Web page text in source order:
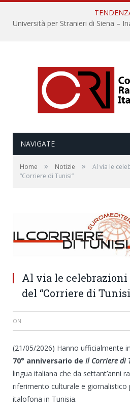
NAVIGATE
Home » Notizie »
Al via le
“Corriere di Tunisi”
Al via le
del “Corriere di
ON
(21/05/2026) Hanno ufficialmente
70° anniversario de Il Corriere di
lingua italiana che da settant’anni
riferimento culturale e giornalistico
italofona in Tunisia.